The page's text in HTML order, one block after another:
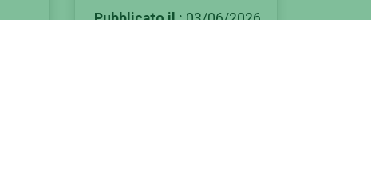
Pubblicato il :03/06/2026